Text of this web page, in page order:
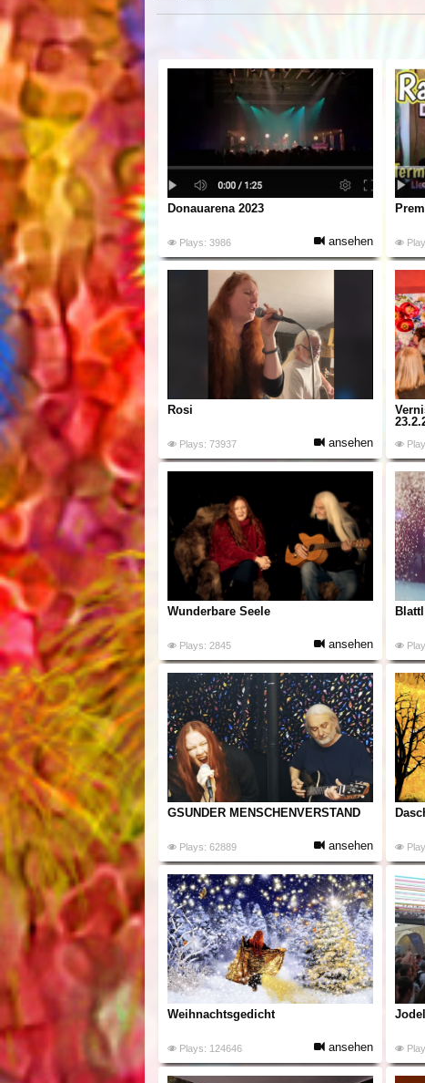
Donauarena 2023
Plays: 3986 ansehen
Rosi
Plays: 73937 ansehen
Wunderbare Seele
Plays: 2845 ansehen
GSUNDER MENSCHENVERSTAND
Plays: 62889 ansehen
Weihnachtsgedicht
Plays: 124646 ansehen